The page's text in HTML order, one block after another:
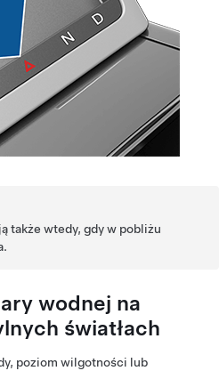
także wtedy, gdy w pobliżu
wodnej na
światłach
poziom wilgotności lub